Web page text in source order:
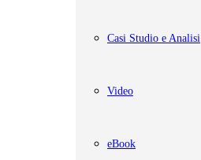
Casi Studio e Analisi
Video
eBook